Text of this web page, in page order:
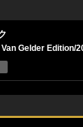
Gelder Edition/